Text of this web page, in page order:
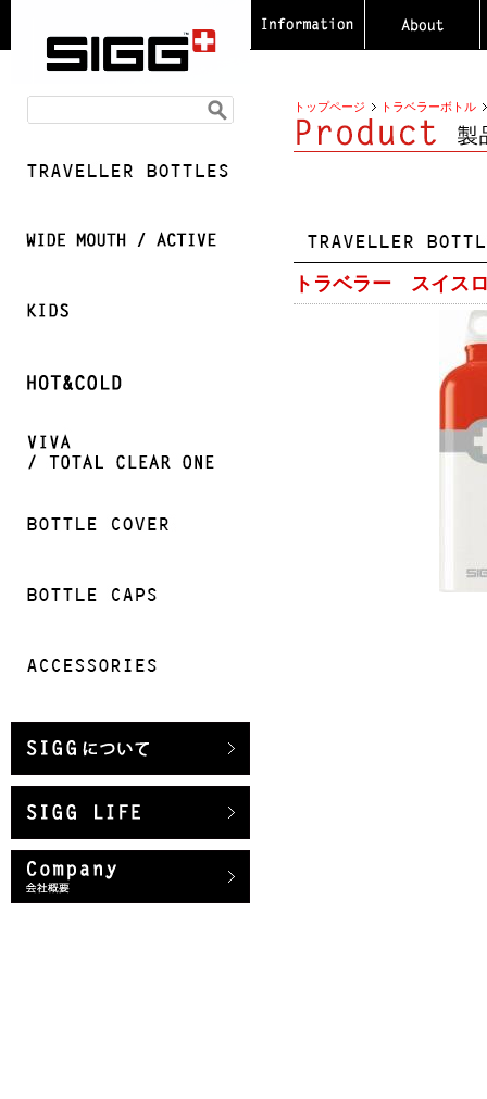
トップページ トラベラーボトル
トラベラー スイス